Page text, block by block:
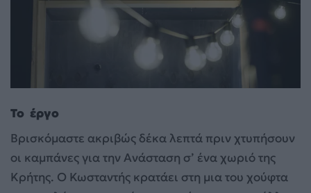
Το έργο
Βρισκόμαστε ακριβώς δέκα λεπτά πριν χτυπήσουν
οι καμπάνες για την Ανάσταση σ’ ένα χωριό της
Κρήτης. Ο Κωσταντής κρατάει στη μια του χούφτα